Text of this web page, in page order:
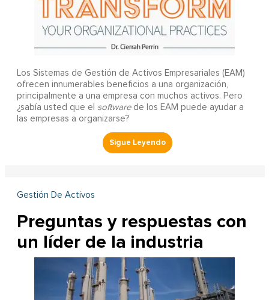
Los Sistemas de Gestión de Activos Empresariales (EAM)
ofrecen innumerables beneficios a una organización,
principalmente a una empresa con muchos activos. Pero
¿sabía usted que el softwarede los EAM puede ayudar a
las empresas a organizarse?
Gestión De Activos
Preguntas y respuestas con
un líder de la industria